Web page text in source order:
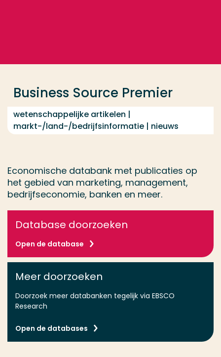
Business Source Premier
wetenschappelijke artikelen |
markt-/land-/bedrijfsinformatie | nieuws
Economische databank met publicaties op
het gebied van marketing, management,
bedrijfseconomie, banken en meer.
Database doorzoeken
Open de database
Meer doorzoeken
Doorzoek meer databanken tegelijk via EBSCO
Research
Open de databases
Opleiding
Contact